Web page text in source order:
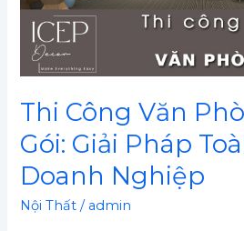
Thi Công Văn
Gói: Giải Pháp
Doanh Nghiệp
Nội Thất / admin
Pháp
Toàn
Diện
Doanh
Nghiệp